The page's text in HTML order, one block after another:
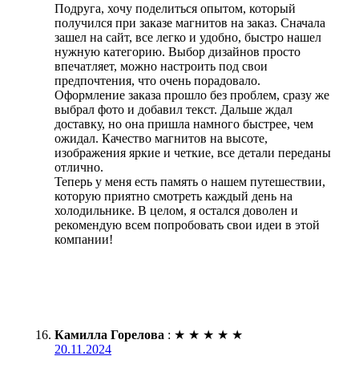
Подруга, хочу поделиться опытом, который
получился при заказе магнитов на заказ. Сначала
зашел на сайт, все легко и удобно, быстро нашел
нужную категорию. Выбор дизайнов просто
впечатляет, можно настроить под свои
предпочтения, что очень порадовало.
Оформление заказа прошло без проблем, сразу же
выбрал фото и добавил текст. Дальше ждал
доставку, но она пришла намного быстрее, чем
ожидал. Качество магнитов на высоте,
изображения яркие и четкие, все детали переданы
отлично.
Теперь у меня есть память о нашем путешествии,
которую приятно смотреть каждый день на
холодильнике. В целом, я остался доволен и
рекомендую всем попробовать свои идеи в этой
компании!
Камилла Горелова : ★ ★ ★ ★ ★
20.11.2024